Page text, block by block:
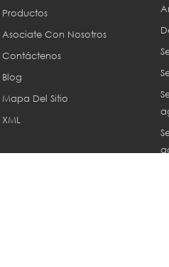
Productos
Asociate Con Nosotros
Contáctenos
Blog
Mapa Del Sitio
XML